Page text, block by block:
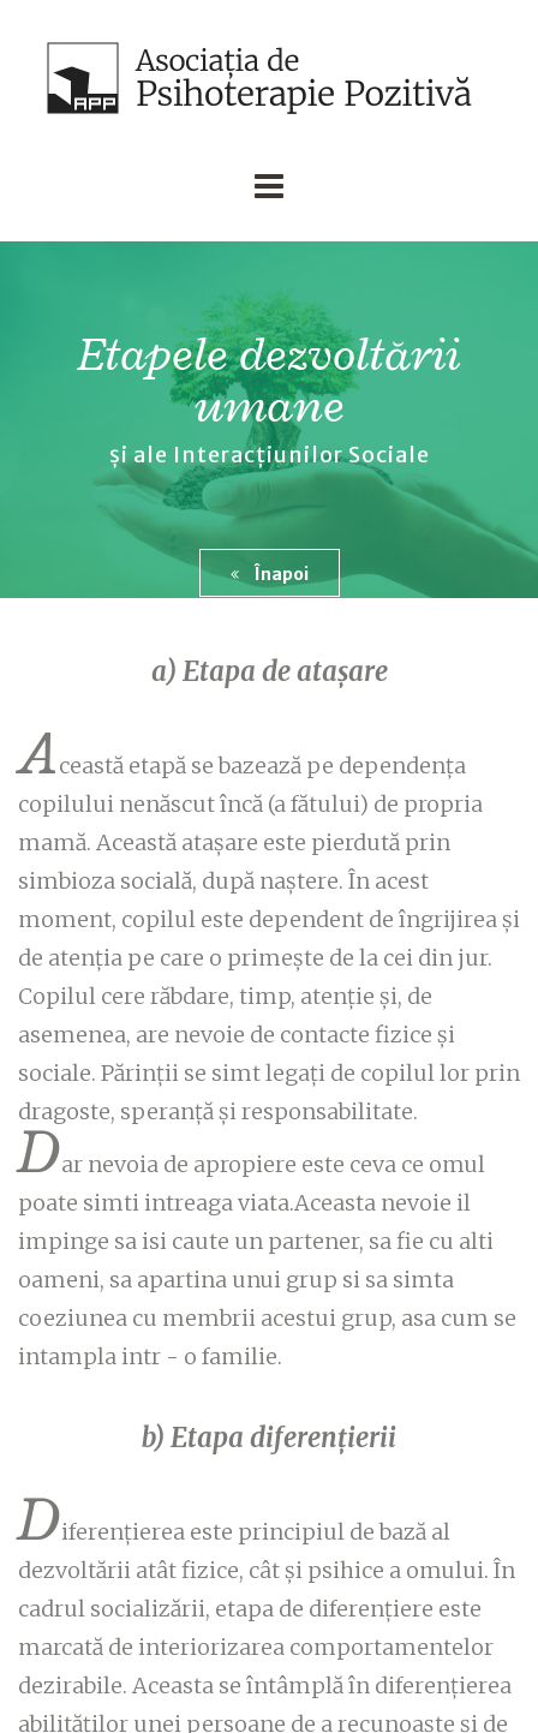
Etapele dezvoltării
umane
și ale Interacțiunilor Sociale
Înapoi
a) Etapa de atașare
Această etapă se bazează pe dependența
copilului nenăscut încă (a fătului) de propria
mamă. Această atașare este pierdută prin
simbioza socială, după naștere. În acest
moment, copilul este dependent de îngrijirea și
de atenția pe care o primește de la cei din jur.
Copilul cere răbdare, timp, atenție și, de
asemenea, are nevoie de contacte fizice și
sociale. Părinții se simt legați de copilul lor prin
dragoste, speranță și responsabilitate.
Dar nevoia de apropiere este ceva ce omul
poate simti intreaga viata.Aceasta nevoie il
impinge sa isi caute un partener, sa fie cu alti
oameni, sa apartina unui grup si sa simta
coeziunea cu membrii acestui grup, asa cum se
intampla intr - o familie.
b) Etapa diferențierii
Diferențierea este principiul de bază al
dezvoltării atât fizice, cât și psihice a omului. În
cadrul socializării, etapa de diferențiere este
marcată de interiorizarea comportamentelor
dezirabile. Aceasta se întâmplă în diferențierea
abilităților unei persoane de a recunoaște și de